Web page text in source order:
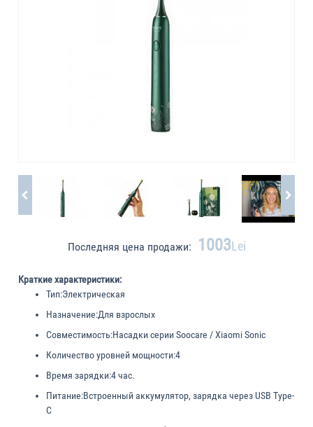
Последняя цена продажи: 1003Lei
Краткие характеристики:
Тип:Электрическая
Назначение:Для взрослых
Совместимость:Насадки серии Soocare / Xiaomi Sonic
Количество уровней мощности:4
Время зарядки:4 час.
Питание:Встроенный аккумулятор, зарядка через USB Type-
C